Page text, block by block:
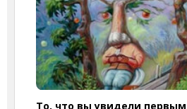
То, что вы увидели